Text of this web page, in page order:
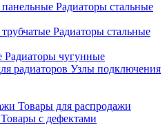
Радиаторы стальные
Радиаторы стальные
Радиаторы чугунные
Узлы подключения
Товары для распродажи
Товары с дефектами